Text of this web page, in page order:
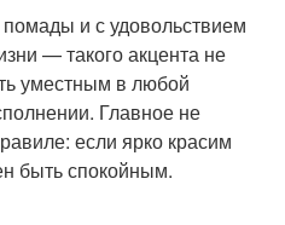
и с удовольствием
— такого акцента не
уместным в любой
Главное не
если ярко красим
быть спокойным.